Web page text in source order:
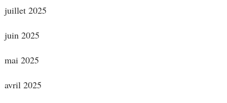
juillet 2025
juin 2025
mai 2025
avril 2025